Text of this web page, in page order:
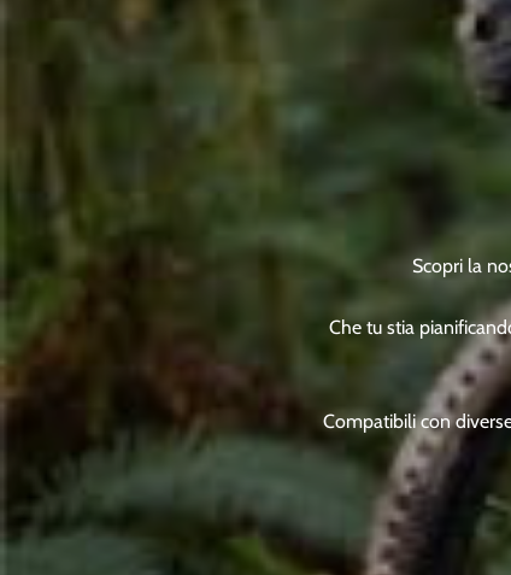
Scopri la
Che tu stia
Compatibili con